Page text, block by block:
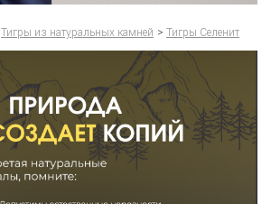
Тигры из натуральных камней > Тигры Селенит